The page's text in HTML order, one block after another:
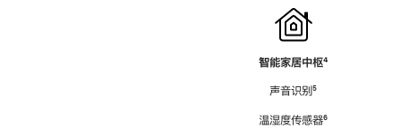
智能家居中枢脚
⁴
声音识别脚
⁵
温湿度传感器脚
⁶